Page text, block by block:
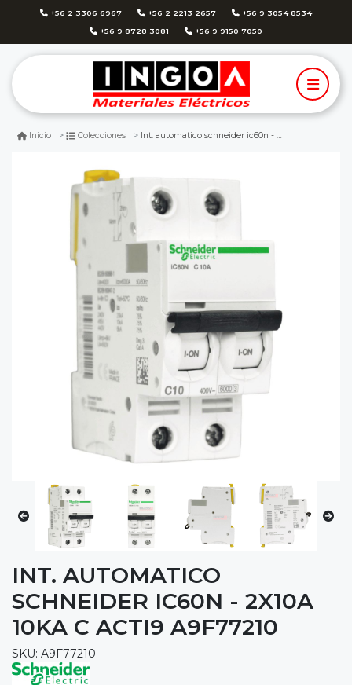
+56 2 3306 6967 +56 2 2213 2657 +56 9 3054 8534
+56 9 8728 3081 +56 9 9150 7050
Inicio Colecciones Int. automatico schneider ic60n - 2x10a 10ka c acti9 a9f77210
INT. AUTOMATICO
SCHNEIDER IC60N - 2X10A
10KA C ACTI9 A9F77210
SKU: A9F77210